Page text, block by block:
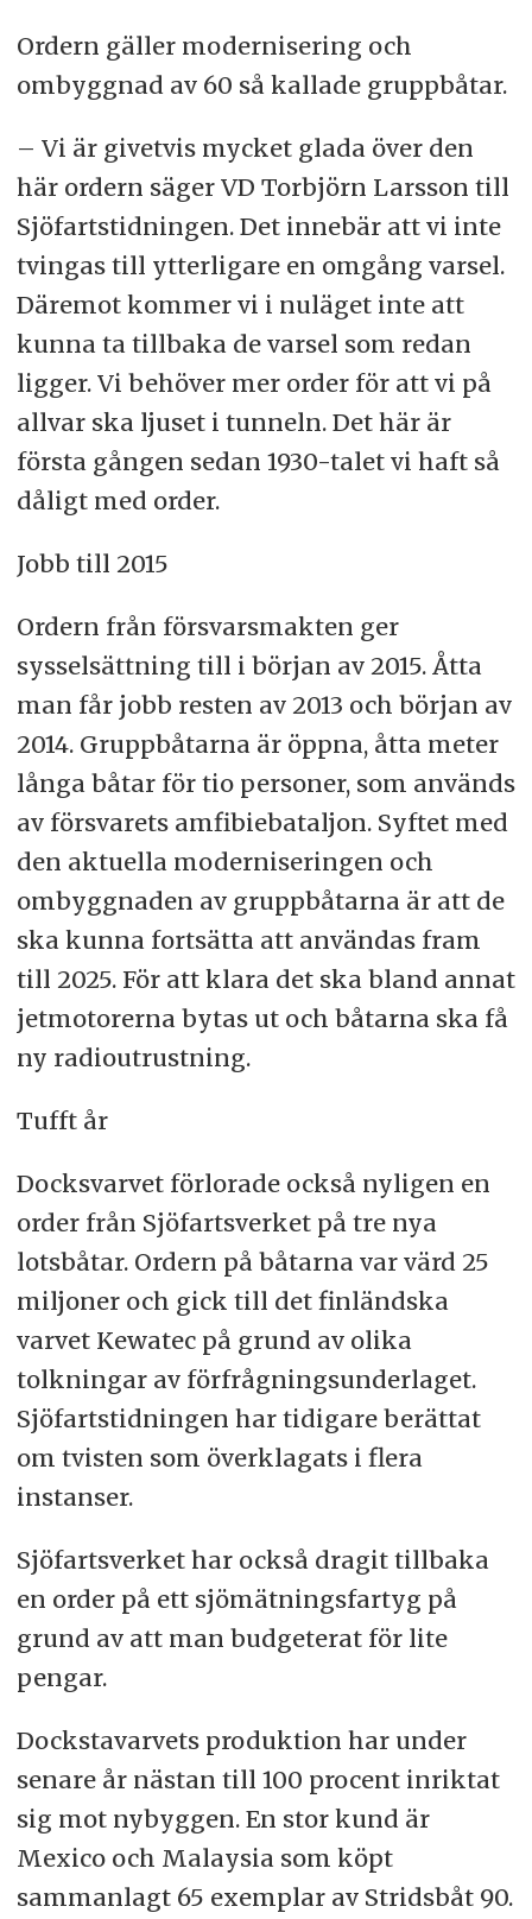
Ordern gäller modernisering och
ombyggnad av 60 så kallade gruppbåtar.
– Vi är givetvis mycket glada över den
här ordern säger VD Torbjörn Larsson till
Sjöfartstidningen. Det innebär att vi inte
tvingas till ytterligare en omgång varsel.
Däremot kommer vi i nuläget inte att
kunna ta tillbaka de varsel som redan
ligger. Vi behöver mer order för att vi på
allvar ska ljuset i tunneln. Det här är
första gången sedan 1930-talet vi haft så
dåligt med order.
Jobb till 2015
Ordern från försvarsmakten ger
sysselsättning till i början av 2015. Åtta
man får jobb resten av 2013 och början av
2014. Gruppbåtarna är öppna, åtta meter
långa båtar för tio personer, som används
av försvarets amfibiebataljon. Syftet med
den aktuella moderniseringen och
ombyggnaden av gruppbåtarna är att de
ska kunna fortsätta att användas fram
till 2025. För att klara det ska bland annat
jetmotorerna bytas ut och båtarna ska få
ny radioutrustning.
Tufft år
Docksvarvet förlorade också nyligen en
order från Sjöfartsverket på tre nya
lotsbåtar. Ordern på båtarna var värd 25
miljoner och gick till det finländska
varvet Kewatec på grund av olika
tolkningar av förfrågningsunderlaget.
Sjöfartstidningen har tidigare berättat
om tvisten som överklagats i flera
instanser.
Sjöfartsverket har också dragit tillbaka
en order på ett sjömätningsfartyg på
grund av att man budgeterat för lite
pengar.
Dockstavarvets produktion har under
senare år nästan till 100 procent inriktat
sig mot nybyggen. En stor kund är
Mexico och Malaysia som köpt
sammanlagt 65 exemplar av Stridsbåt 90.